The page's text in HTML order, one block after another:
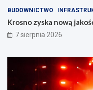
BUDOWNICTWO
Krosno zyska nową
7 sierpnia 2026